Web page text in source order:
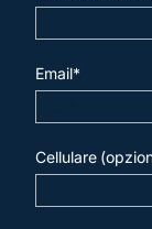
Email*
Cellulare